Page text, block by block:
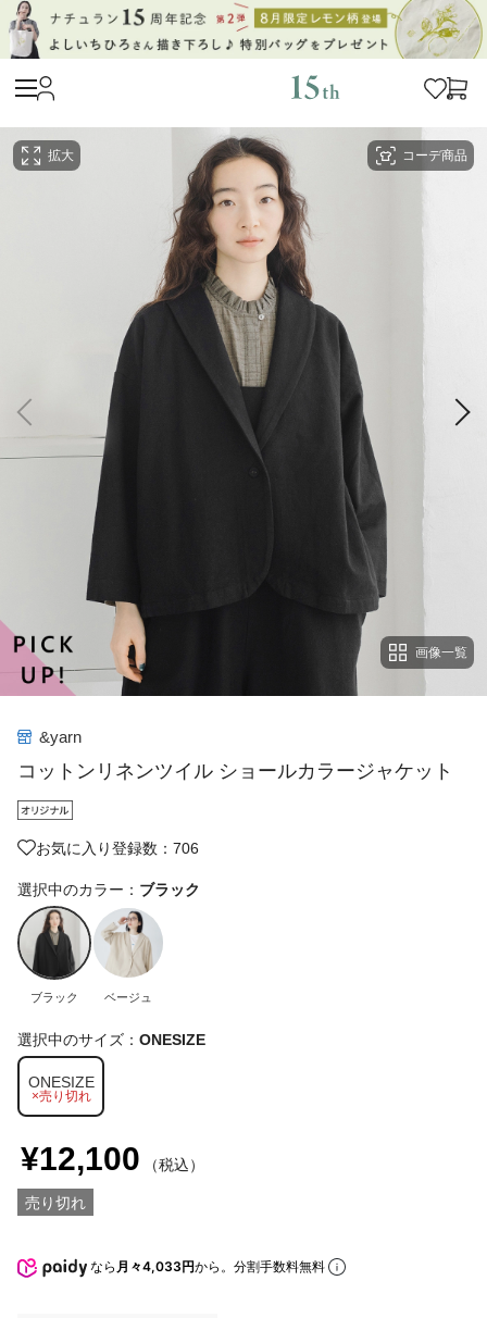
コーデ商品
拡大
画像一覧
&yarn
コットンリネンツイル ショールカラージャケット
お気に入り登録数：706
選択中のカラー： ブラック
ブラック ベージュ
選択中のサイズ： ONESIZE
ONESIZE
×売り切れ
¥12,100 （税込）
売り切れ
なら 月々4,033円から。分割手数料無料